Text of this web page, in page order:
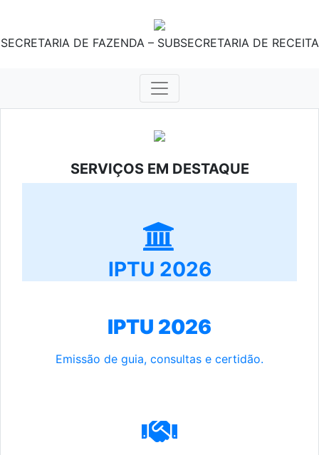
SECRETARIA DE FAZENDA – SUBSECRETARIA DE RECEITA
SERVIÇOS EM DESTAQUE
IPTU 2026
IPTU 2026
Emissão de guia, consultas e certidão.